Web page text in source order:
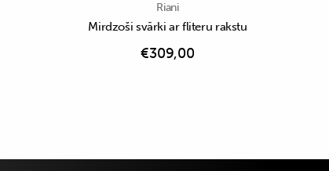
Riani
Mirdzoši svārki ar fliteru rakstu
€309,00